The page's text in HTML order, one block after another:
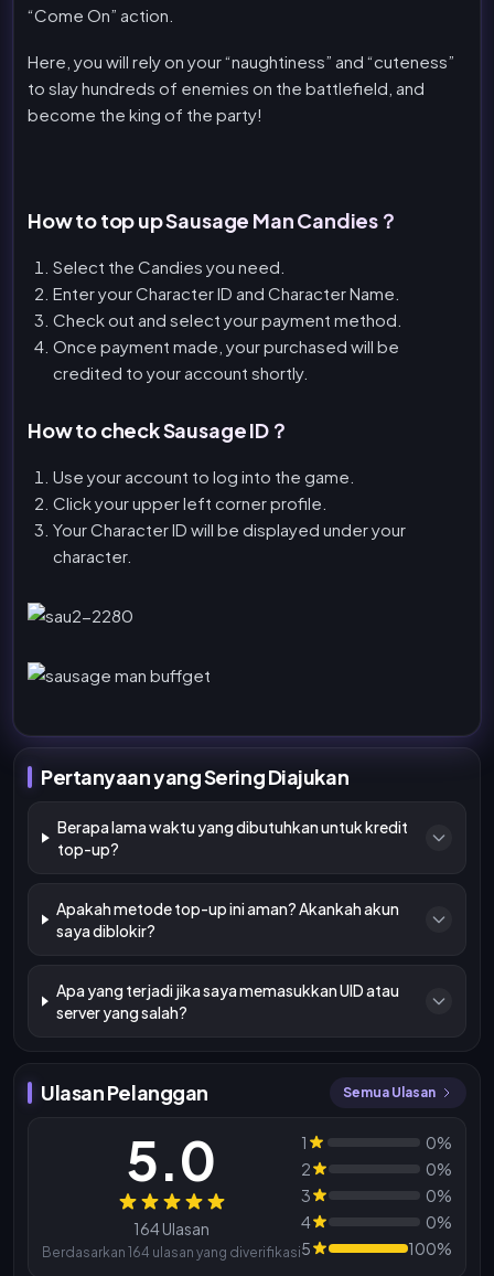
“Come On” action.
Here, you will rely on your “naughtiness” and “cuteness”
to slay hundreds of enemies on the battlefield, and
become the king of the party!
How to top up Sausage Man Candies？
Select the Candies you need.
Enter your Character ID and Character Name.
Check out and select your payment method.
Once payment made, your purchased will be
credited to your account shortly.
How to check Sausage ID？
Use your account to log into the game.
Click your upper left corner profile.
Your Character ID will be displayed under your
character.
Pertanyaan yang Sering Diajukan
Berapa lama waktu yang dibutuhkan untuk kredit
top-up?
Apakah metode top-up ini aman? Akankah akun
saya diblokir?
Apa yang terjadi jika saya memasukkan UID atau
server yang salah?
Ulasan Pelanggan Semua Ulasan
5.0
164 Ulasan
Berdasarkan 164 ulasan yang diverifikasi
1
0%
2
0%
3
0%
4
0%
5
100%